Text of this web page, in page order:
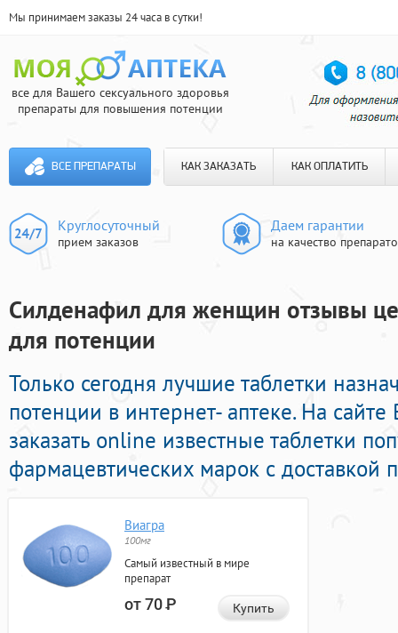
Мы принимаем заказы 24 часа в сутки!
все для Вашего сексуального здоровья
препараты для повышения потенции
ВСЕ ПРЕПАРАТЫ КАК ЗАКАЗАТЬ КАК ОПЛАТИТЬ
Круглосуточный
прием заказов
Даем гарантии
на качество
Силденафил для женщин отзывы
для потенции
Только сегодня лучшие таблетки
потенции в интернет- аптеке. На
заказать online известные таблетки
фармацевтических марок с доставкой
Виагра
100мг
Самый известный в мире
препарат
от 70Р Купить